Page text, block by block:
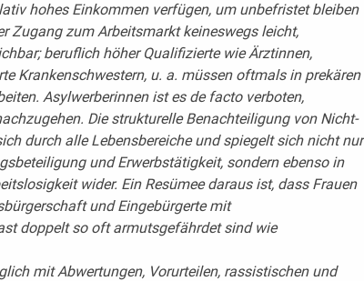
hohes Einkommen verfügen, um unbefristet bleiben
Zugang zum Arbeitsmarkt keineswegs leicht,
beruflich höher Qualifizierte wie Ärztinnen,
Krankenschwestern, u. a. müssen oftmals in prekären
Asylwerberinnen ist es de facto verboten,
Die strukturelle Benachteiligung von Nicht-
durch alle Lebensbereiche und spiegelt sich nicht nur
und Erwerbstätigkeit, sondern ebenso in
wider. Ein Resümee daraus ist, dass Frauen
und Eingebürgerte mit
doppelt so oft armutsgefährdet sind wie
mit Abwertungen, Vorurteilen, rassistischen und